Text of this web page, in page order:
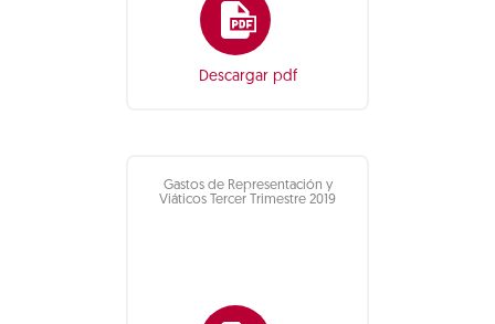
Descargar pdf
Gastos de Representación y
Viáticos Tercer Trimestre 2019